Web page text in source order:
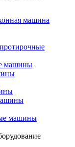
машина
машины
машины